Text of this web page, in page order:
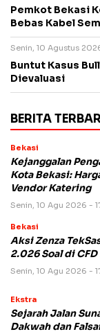
Pemkot Bekasi
Bebas Kabel
Senin, 10 Agustus
Buntut Kasus
Dievaluasi
BERITA
Bekasi
Kejanggalan
Kota Bekasi:
Vendor Katering
Senin, 10 Agu 2026 -
Bekasi
Aksi Zenza
2.026 Soal di
Senin, 10 Agu 2026 -
Ekstra
Sejarah Jalan
Dakwah dan